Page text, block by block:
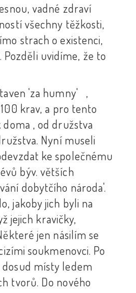
vadné zdraví
všechny těžkosti,
strach o existenci,
uvidíme, že to
'za humny' ,
krav, a pro tento
, od družstva
Nyní museli
ke společnému
býv. větších
dobytčího národa'.
jakoby jich byli na
jejich kravičky,
jen násilím se
soukmenovci. Po
místy ledem
tvorů. Do nového